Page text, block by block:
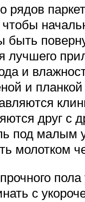
рядов
чтобы
лучшего
и
и
друг
под малым
молотком
с